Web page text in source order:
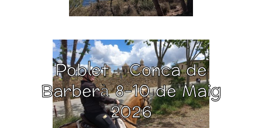
Poblet – Conca de
Barberà 8-10 de Maig
2026